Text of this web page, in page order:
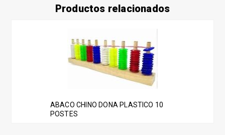
Productos relacionados
ABACO CHINO DONA PLASTICO 10
POSTES